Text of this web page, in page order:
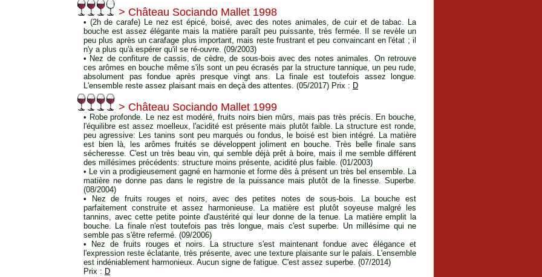
> Château Sociando Mallet 1998
• (2h de carafe) Le nez est épicé, boisé, avec des notes animales, de cuir et de tabac. La
bouche est assez élégante mais la matière paraît peu puissante, très fermée. Il se revèle un
peu plus après un carafage plus important, mais reste frustrant et peu convaincant en l'état ; il
n'y a plus qu'à espérer qu'il se ré-ouvre. (09/2003)
• Nez de confiture de cassis, de cèdre, de sous-bois avec des notes animales. On retrouve
ces arômes en bouche même s'ils sont un peu écrasés par la structure tannique, un peu rude,
absolument pas fondue après presque vingt ans. La finale est toutefois assez longue.
L'ensemble reste assez plaisant mais en deçà des attentes. (05/2017) Prix : D
> Château Sociando Mallet 1999
• Robe profonde. Le nez est modéré, fruits noirs bien mûrs, mais pas très précis. En bouche,
l'équilibre est assez moelleux, l'acidité est présente mais plutôt faible. La structure est ronde,
peu agressive: Les tanins sont peu marqués ou fondus, le boisé est bien intégré. La matière
est bien là, les arômes fruités se développent joliment en bouche. Très belle finale sans
sécheresse. C'est un très beau vin, qui semble déjà prêt à boire, mais il me semble différent
des millésimes précédents: structure moins présente, acidité plus faible. (01/2003)
• Le vin a prodigieusement gagné en harmonie et forme dès à présent un très bel ensemble. La
matière ne donne pas dans le registre de la puissance mais plutôt de la finesse. Superbe.
(08/2004)
• Nez de fruits rouges et noirs, avec des petites notes de sous-bois. La bouche est
parfaitement construite et assez harmonieuse. La matière est plutôt soyeuse malgré les
tannins, avec cette petite pointe d'austérité qui leur donne de la tenue. La matière emplit la
bouche. La finale n'est toutefois pas très longue, mais c'est superbe. Un millésime qui ne
semble pas s'être refermé. (09/2006)
• Nez de fruits rouges et noirs. La structure s'est maintenant fondue avec élégance et
l'expression reste éclatante, très présente, avec une texture plaisante sur le palais. L'ensemble
est indéniablement harmonieux. Aucun signe de fatigue. C'est assez superbe. (07/2014)
Prix : D